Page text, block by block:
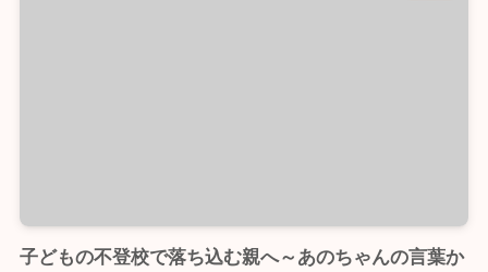
子どもの不登校で落ち込む親へ～あのちゃんの言葉か